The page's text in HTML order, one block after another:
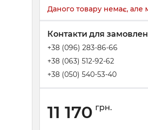
Даного товару немає, але
Контакти для
+38 (096) 283-86-66
+38 (063) 512-92-62
+38 (050) 540-53-40
11 170 грн.